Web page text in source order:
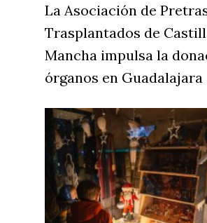
La Asociación de
Trasplantados de
Mancha impulsa la
órganos en Guadalajara